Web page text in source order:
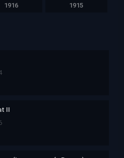
1916 1915
II